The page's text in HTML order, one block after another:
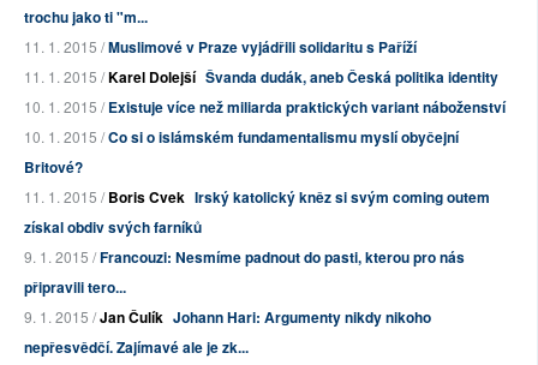
trochu jako ti "m...
11. 1. 2015 /Muslimové v Praze vyjádřili solidaritu s Paříží
11. 1. 2015 /Karel Dolejší Švanda dudák, aneb Česká politika identity
10. 1. 2015 /Existuje více než miliarda praktických variant náboženství
10. 1. 2015 /Co si o islámském fundamentalismu myslí obyčejní
Britové?
11. 1. 2015 /Boris Cvek Irský katolický kněz si svým coming outem
získal obdiv svých farníků
9. 1. 2015 /Francouzi: Nesmíme padnout do pasti, kterou pro nás
připravili tero...
9. 1. 2015 /Jan Čulík Johann Hari: Argumenty nikdy nikoho
nepřesvědčí. Zajímavé ale je zk...